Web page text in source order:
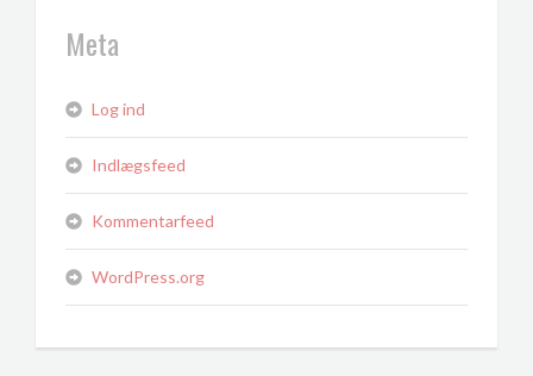
Meta
Log ind
Indlægsfeed
Kommentarfeed
WordPress.org